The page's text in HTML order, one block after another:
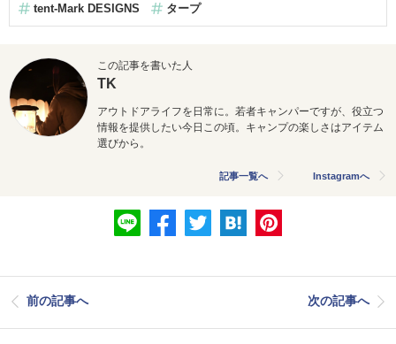
tent-Mark DESIGNS タープ
この記事を書いた人
TK
アウトドアライフを日常に。若者キャンパーですが、役立つ
情報を提供したい今日この頃。キャンプの楽しさはアイテム
選びから。
記事一覧へ Instagramへ
前の記事へ 次の記事へ